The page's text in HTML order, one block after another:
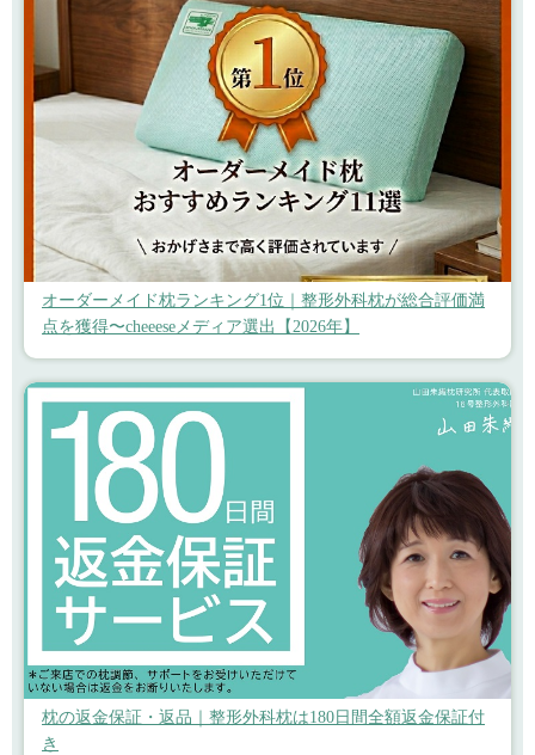
オーダーメイド枕ランキング1位｜整形外科枕が総合評価満
点を獲得〜cheeeseメディア選出【2026年】
枕の返金保証・返品｜整形外科枕は180日間全額返金保証付
き